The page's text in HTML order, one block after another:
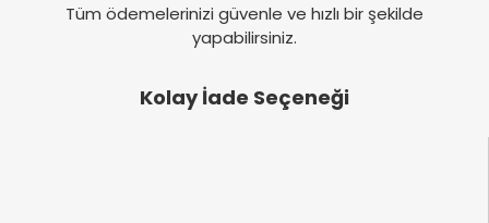
Tüm ödemelerinizi güvenle ve hızlı bir şekilde
yapabilirsiniz.
Kolay İade Seçeneği